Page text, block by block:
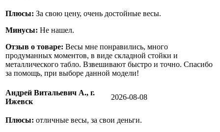
Плюсы: За свою цену, очень достойные весы.
Минусы: Не нашел.
Отзыв о товаре: Весы мне понравились, много
продуманных моментов, в виде складной стойки и
металлического табло. Взвешивают быстро и точно. Спасибо
за помощь, при выборе данной модели!
Андрей Витальевич А., г.
Ижевск
2026-08-08
Плюсы: отличные весы, за свои деньги.